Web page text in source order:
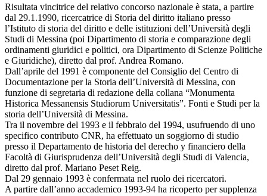
Risultata vincitrice del relativo concorso nazionale è stata, a partire
dal 29.1.1990, ricercatrice di Storia del diritto italiano presso
l’Istituto di storia del diritto e delle istituzioni dell’Università degli
Studi di Messina (poi Dipartimento di storia e comparazione degli
ordinamenti giuridici e politici, ora Dipartimento di Scienze Politiche
e Giuridiche), diretto dal prof. Andrea Romano.
Dall’aprile del 1991 è componente del Consiglio del Centro di
Documentazione per la Storia dell’Università di Messina, con
funzione di segretaria di redazione della collana “Monumenta
Historica Messanensis Studiorum Universitatis”. Fonti e Studi per la
storia dell’Università di Messina.
Tra il novembre del 1993 e il febbraio del 1994, usufruendo di uno
specifico contributo CNR, ha effettuato un soggiorno di studio
presso il Departamento de historia del derecho y financiero della
Facoltà di Giurisprudenza dell’Università degli Studi di Valencia,
diretto dal prof. Mariano Peset Reig.
Dal 29 gennaio 1993 è confermata nel ruolo dei ricercatori.
A partire dall’anno accademico 1993-94 ha ricoperto per supplenza